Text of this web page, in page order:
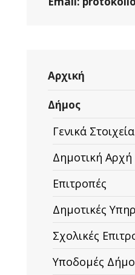
Αρχική
Δήμος
Γενικά Στοιχεία
Δημοτική Αρχή
Επιτροπές
Δημοτικές
Σχολικές
Υποδομές